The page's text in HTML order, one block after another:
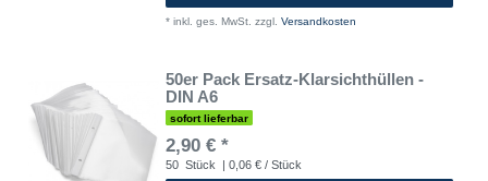
* inkl. ges. MwSt. zzgl. Versandkosten
50er Pack Ersatz-Klarsichthüllen -
DIN A6
sofort lieferbar
2,90 € *
50 Stück | 0,06 € / Stück